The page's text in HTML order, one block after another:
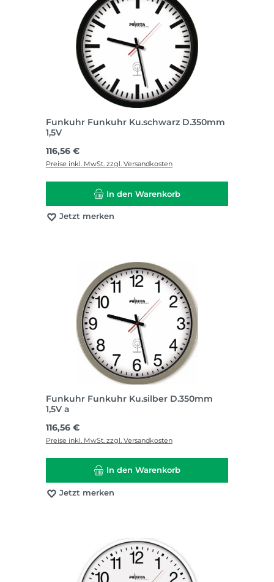
Funkuhr Funkuhr Ku.schwarz D.350mm
1,5V
Regulärer Preis:
116,56 €
Preise inkl. MwSt. zzgl. Versandkosten
In den Warenkorb
Jetzt merken
Funkuhr Funkuhr Ku.silber D.350mm
1,5V a
Regulärer Preis:
116,56 €
Preise inkl. MwSt. zzgl. Versandkosten
In den Warenkorb
Jetzt merken